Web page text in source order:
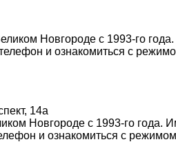
Новгороде с 1993-го
и ознакомиться с
14а
Новгороде с 1993-го года.
и ознакомиться с